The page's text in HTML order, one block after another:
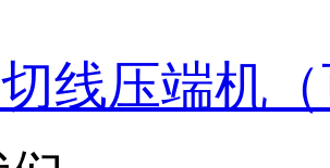
线压端机